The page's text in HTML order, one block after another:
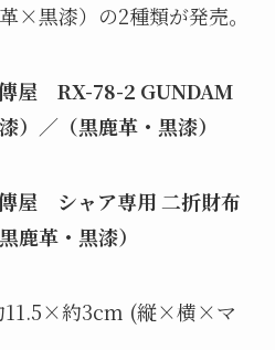
×黒漆）の2種類が発売。
屋 RX-78-2 GUNDAM
）／（黒鹿革・黒漆）
屋 シャア専用 二折財布
鹿革・黒漆）
11.5×約3cm (縦×横×マ